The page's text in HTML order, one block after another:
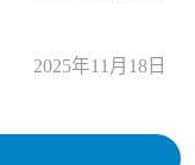
2025年11月18日